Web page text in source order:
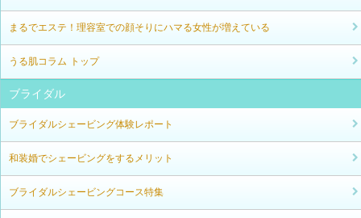
まるでエステ！理容室での顔そりにハマる女性が増えている
うる肌コラム トップ
ブライダル
ブライダルシェービング体験レポート
和装婚でシェービングをするメリット
ブライダルシェービングコース特集